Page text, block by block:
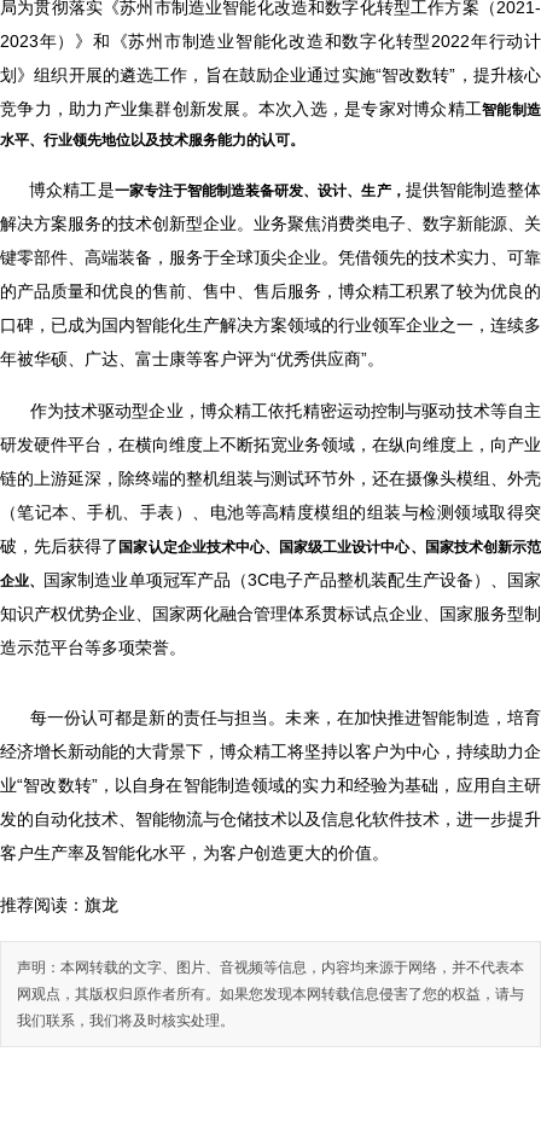
局为贯彻落实《苏州市制造业智能化改造和数字化转型工作方案（2021-
2023年）》和《苏州市制造业智能化改造和数字化转型2022年行动计
划》组织开展的遴选工作，旨在鼓励企业通过实施“智改数转”，提升核心
竞争力，助力产业集群创新发展。本次入选，是专家对博众精工智能制造
水平、行业领先地位以及技术服务能力的认可。
博众精工是一家专注于智能制造装备研发、设计、生产， 提供智能制造整体
解决方案服务的技术创新型企业。业务聚焦消费类电子、数字新能源、关
键零部件、高端装备，服务于全球顶尖企业。凭借领先的技术实力、可靠
的产品质量和优良的售前、售中、售后服务，博众精工积累了较为优良的
口碑，已成为国内智能化生产解决方案领域的行业领军企业之一，连续多
年被华硕、广达、富士康等客户评为“优秀供应商”。
作为技术驱动型企业，博众精工依托精密运动控制与驱动技术等自主
研发硬件平台，在横向维度上不断拓宽业务领域，在纵向维度上，向产业
链的上游延深，除终端的整机组装与测试环节外，还在摄像头模组、外壳
（笔记本、手机、手表）、电池等高精度模组的组装与检测领域取得突
破，先后获得了 国家认定企业技术中心、国家级工业设计中心、国家技术创新示范
企业、 国家制造业单项冠军产品（3C电子产品整机装配生产设备）、国家
知识产权优势企业、国家两化融合管理体系贯标试点企业、国家服务型制
造示范平台等多项荣誉。
每一份认可都是新的责任与担当。未来，在加快推进智能制造，培育
经济增长新动能的大背景下，博众精工将坚持以客户为中心，持续助力企
业“智改数转”，以自身在智能制造领域的实力和经验为基础，应用自主研
发的自动化技术、智能物流与仓储技术以及信息化软件技术，进一步提升
客户生产率及智能化水平，为客户创造更大的价值。
推荐阅读： 旗龙
声明：本网转载的文字、图片、音视频等信息，内容均来源于网络，并不代表本
网观点，其版权归原作者所有。如果您发现本网转载信息侵害了您的权益，请与
我们联系，我们将及时核实处理。